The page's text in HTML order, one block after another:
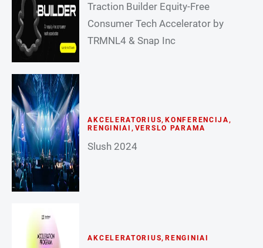
Traction Builder Equity-Free
Consumer Tech Accelerator by
TRMNL4 & Snap Inc
AKCELERATORIUS, KONFERENCIJA,
RENGINIAI , VERSLO PARAMA
Slush 2024
AKCELERATORIUS, RENGINIAI